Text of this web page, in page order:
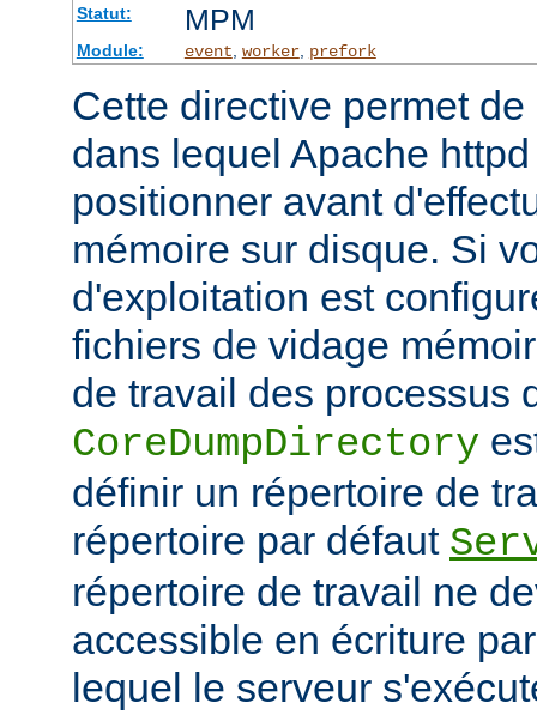
Statut: MPM
Module: event worker, prefork
Cette directive permet
dans lequel Apache
positionner avant
mémoire sur disque. Si
d'exploitation est
fichiers de vidage
de travail des processus
CoreDumpDirectory
définir un répertoire de
répertoire par défaut
répertoire de travail ne
accessible en écriture
lequel le serveur